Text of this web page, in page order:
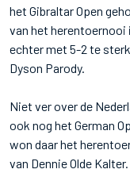
het Gibraltar Open
van het herentoernooi
echter met 5-2 te
Dyson Parody.
Niet ver over de
ook nog het German
won daar het
van Dennie Olde